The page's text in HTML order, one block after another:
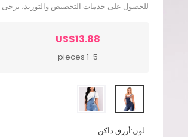
للحصول على خدمات التخصيص والتوريد، يرجى
US$13.88
1-5 pieces
لون:أزرق داكن